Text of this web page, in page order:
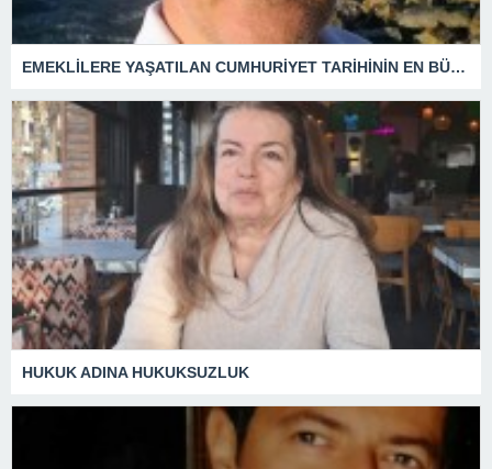
EMEKLİLERE YAŞATILAN CUMHURİYET TARİHİNİN EN BÜYÜK ZULMÜNÜN DERİN ANALİZİ !
HUKUK ADINA HUKUKSUZLUK